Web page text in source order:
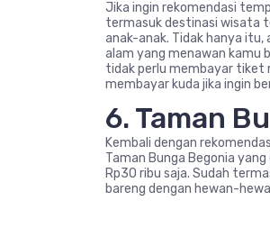
Jika ingin rekomendasi
termasuk destinasi wisata
anak-anak. Tidak hanya itu,
alam yang menawan kamu
tidak perlu membayar tiket
membayar kuda jika ingin
6. Taman
Kembali dengan
Taman Bunga Begonia
Rp30 ribu saja. Sudah
bareng dengan hewan-